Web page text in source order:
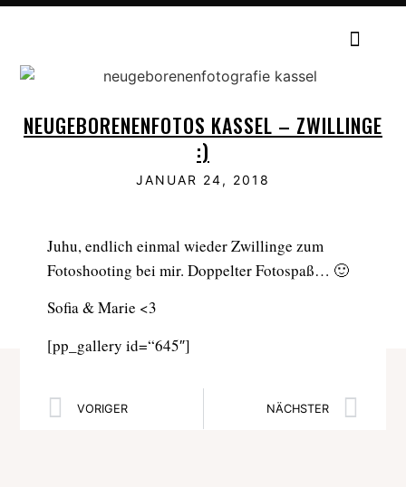
NEUGEBORENENFOTOS KASSEL – ZWILLINGE
:)
JANUAR 24, 2018
Juhu, endlich einmal wieder Zwillinge zum
Fotoshooting bei mir. Doppelter Fotospaß… 🙂
Sofia & Marie <3
[pp_gallery id=“645″]
VORIGER NÄCHSTER